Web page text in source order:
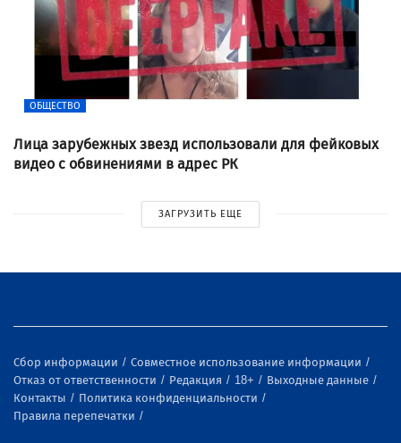
ОБЩЕСТВО
Лица зарубежных звезд использовали для фейковых
видео с обвинениями в адрес РК
ЗАГРУЗИТЬ ЕЩЕ
Сбор информации
Совместное использование информации
Отказ от ответственности
Редакция 18+
Выходные данные
Контакты
Политика конфиденциальности
Правила перепечатки